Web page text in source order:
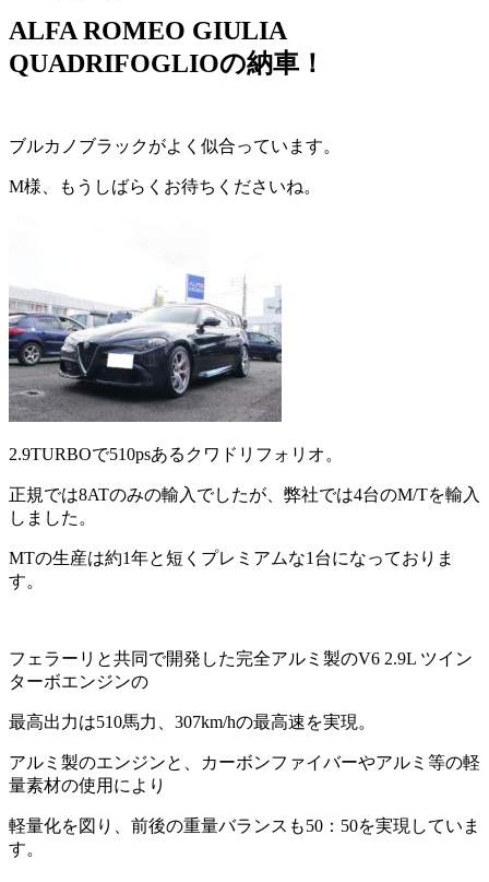
ALFA ROMEO GIULIA
QUADRIFOGLIOの納車！
ブルカノブラックがよく似合っています。
M様、もうしばらくお待ちくださいね。
2.9TURBOで510psあるクワドリフォリオ。
正規では8ATのみの輸入でしたが、弊社では4台のM/Tを輸入
しました。
MTの生産は約1年と短くプレミアムな1台になっておりま
す。
フェラーリと共同で開発した完全アルミ製のV6 2.9L ツイン
ターボエンジンの
最高出力は510馬力、307km/hの最高速を実現。
アルミ製のエンジンと、カーボンファイバーやアルミ等の軽
量素材の使用により
軽量化を図り、前後の重量バランスも50：50を実現していま
す。